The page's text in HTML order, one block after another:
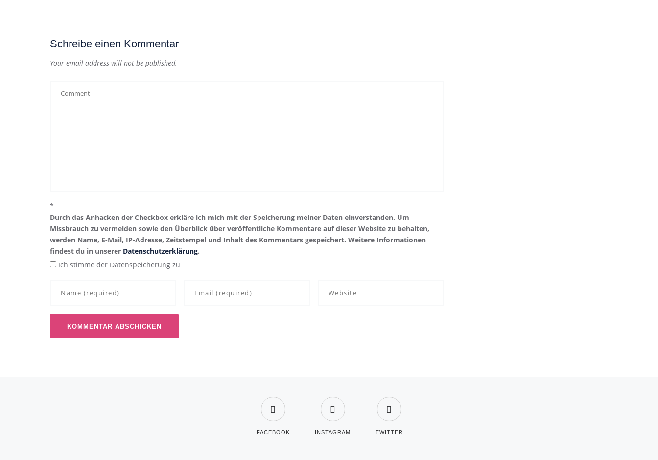
Schreibe einen Kommentar
Your email address will not be published.
*
Durch das Anhacken der Checkbox erkläre ich mich mit der Speicherung meiner Daten einverstanden. Um
Missbrauch zu vermeiden sowie den Überblick über veröffentliche Kommentare auf dieser Website zu behalten,
werden Name, E-Mail, IP-Adresse, Zeitstempel und Inhalt des Kommentars gespeichert. Weitere Informationen
findest du in unserer Datenschutzerklärung.
Ich stimme der Datenspeicherung zu
FACEBOOK INSTAGRAM TWITTER